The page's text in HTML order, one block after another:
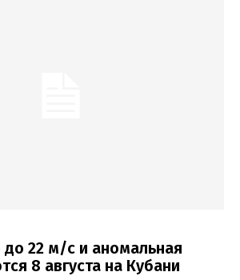
22 м/с и аномальная
8 августа на Кубани